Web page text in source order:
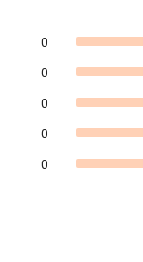
0
0
0
0
0